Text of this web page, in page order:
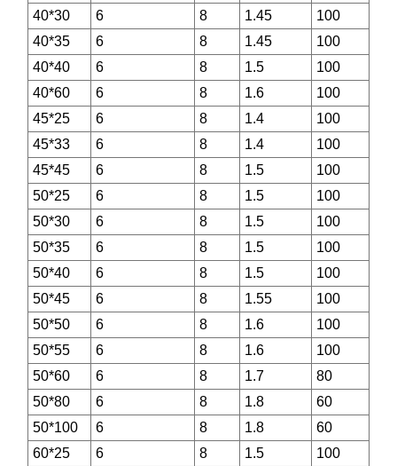
40*30
6 8 1.45
100
40*35
6 8 1.45
100
40*40
6 8 1.5
100
40*60
6 8 1.6
100
45*25
6 8 1.4
100
45*33
6 8 1.4
100
45*45
6 8 1.5
100
50*25
6 8 1.5
100
50*30
6 8 1.5
100
50*35
6 8 1.5
100
50*40
6 8 1.5
100
50*45
6 8 1.55
100
50*50
6 8 1.6
100
50*55
6 8 1.6
100
50*60
6 8 1.7
80
50*80
6 8 1.8
60
50*100
6 8 1.8
60
60*25
6 8 1.5
100